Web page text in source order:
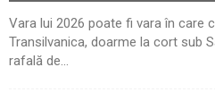
Vara lui 2026 poate fi vara în care
Transilvanica, doarme la cort sub
rafală de...